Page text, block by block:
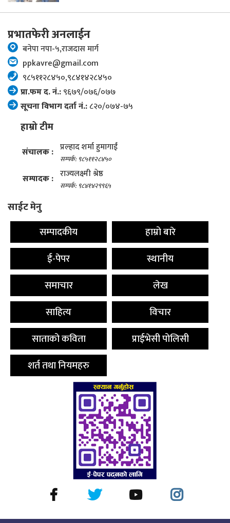
प्रभातफेरी अनलाईन
बनेपा नपा-५,राजदास मार्ग
ppkavre@gmail.com
९८५११२८४५०,९८४१४२८४५०
प्रा.फम द. नं.:९६७९/०७६/०७७
सूचना विभाग दर्ता नं.:८२०/०७४-७५
हाम्रो टीम
संचालक : प्रल्हाद शर्मा हुमागाईं
सम्पर्क: ९८५११२८४५०
सम्पादक : राज्यलक्ष्मी श्रेष्ठ
सम्पर्क: ९८४१४२९९६५
साईट मेनु
सम्पादकीय
हाम्रो बारे
ई-पेपर
स्थानीय
समाचार
लेख
साहित्य
विचार
साताको कविता
प्राईभेसी पोलिसी
शर्त तथा नियमहरु